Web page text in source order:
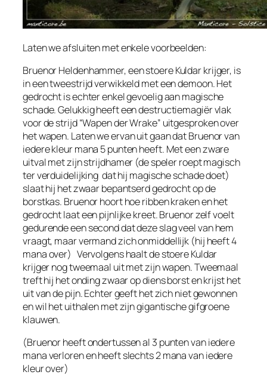
Laten we afsluiten met enkele voorbeelden:
Bruenor Heldenhammer, een stoere Kuldar krijger, is
in een tweestrijd verwikkeld met een demoon. Het
gedrocht is echter enkel gevoelig aan magische
schade. Gelukkig heeft een destructiemagiër vlak
voor de strijd “Wapen der Wrake” uitgesproken over
het wapen. Laten we ervan uit gaan dat Bruenor van
iedere kleur mana 5 punten heeft. Met een zware
uitval met zijn strijdhamer (de speler roept magisch
ter verduidelijking dat hij magische schade doet)
slaat hij het zwaar bepantserd gedrocht op de
borstkas. Bruenor hoort hoe ribben kraken en het
gedrocht laat een pijnlijke kreet. Bruenor zelf voelt
gedurende een second dat deze slag veel van hem
vraagt, maar vermand zich onmiddellijk (hij heeft 4
mana over) Vervolgens haalt de stoere Kuldar
krijger nog tweemaal uit met zijn wapen. Tweemaal
treft hij het onding zwaar op diens borst en krijst het
uit van de pijn. Echter geeft het zich niet gewonnen
en wil het uithalen met zijn gigantische gifgroene
klauwen.
(Bruenor heeft ondertussen al 3 punten van iedere
mana verloren en heeft slechts 2 mana van iedere
kleur over)